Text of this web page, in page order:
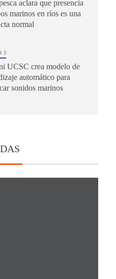
aclara que presencia
marinos en ríos es una
normal
3
UCSC crea modelo de
automático para
sonidos marinos